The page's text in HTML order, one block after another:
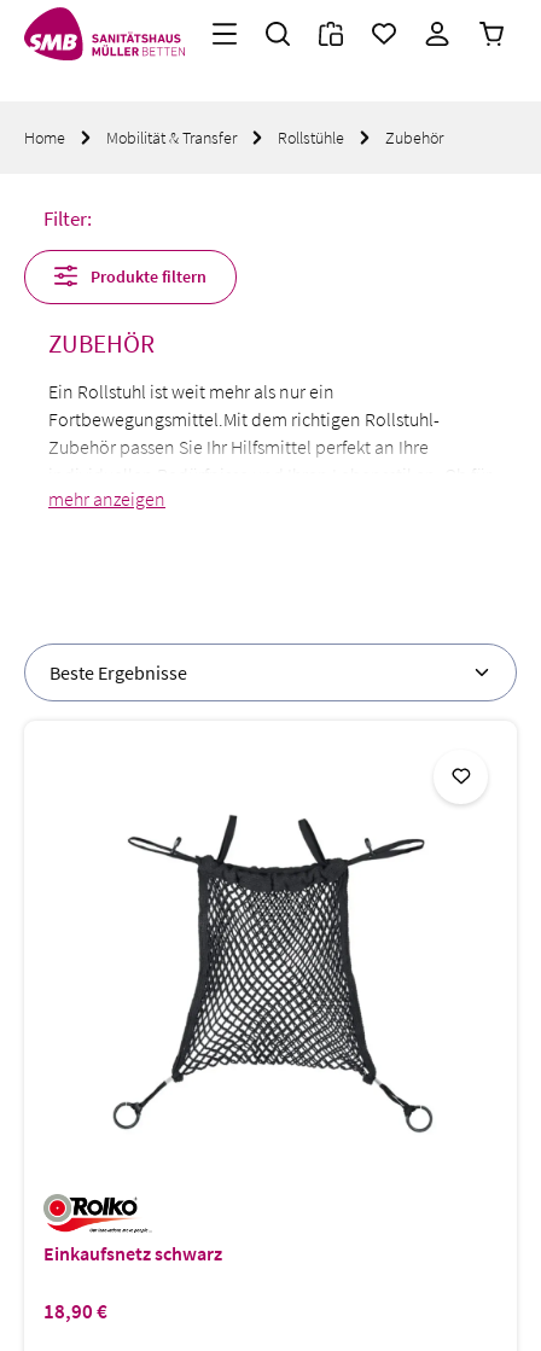
Zum Hauptinhalt springen
Home Mobilität & Transfer Rollstühle Zubehör
Filter:
Produkte filtern
ZUBEHÖR
Ein Rollstuhl ist weit mehr als nur ein
Fortbewegungsmittel.Mit dem richtigen Rollstuhl-
Zubehör passen Sie Ihr Hilfsmittel perfekt an Ihre
individuellen Bedürfnisse und Ihren Lebensstil an. Ob für
mehr Bequemlichkeit bei langen Fahrten, zusätzlichen
Einkaufsnetz schwarz
Regulärer Preis:
18,90 €